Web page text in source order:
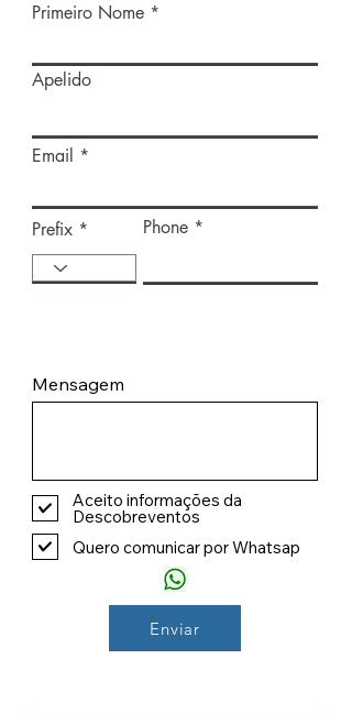
Primeiro Nome
Apelido
Email
Prefix Phone
Mensagem
Aceito informações da
Descobreventos
Quero comunicar por Whatsap
Enviar